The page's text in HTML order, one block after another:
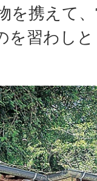
を携えて
を習わし